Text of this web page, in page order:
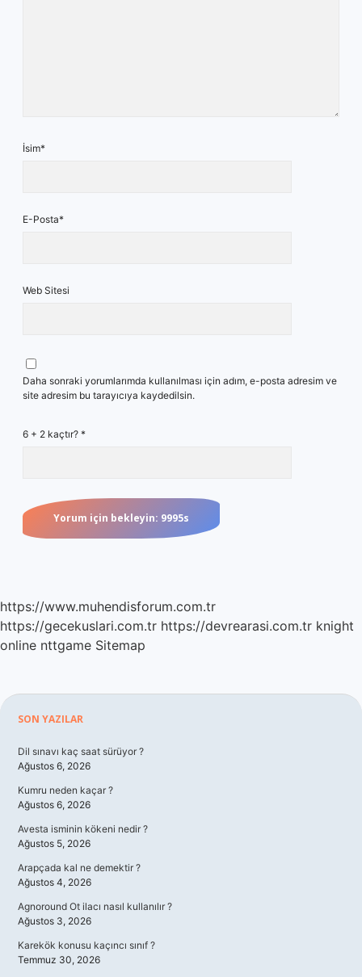
İsim*
E-Posta*
Web Sitesi
Daha sonraki yorumlarımda kullanılması için adım, e-posta adresim ve
site adresim bu tarayıcıya kaydedilsin.
6 + 2 kaçtır? *
https://www.muhendisforum.com.tr
https://gecekuslari.com.tr https://devrearasi.com.tr knight
online nttgame Sitemap
Sidebar
SON YAZILAR
Dil sınavı kaç saat sürüyor ?
Ağustos 6, 2026
Kumru neden kaçar ?
Ağustos 6, 2026
Avesta isminin kökeni nedir ?
Ağustos 5, 2026
Arapçada kal ne demektir ?
Ağustos 4, 2026
Agnoround Ot ilacı nasıl kullanılır ?
Ağustos 3, 2026
Karekök konusu kaçıncı sınıf ?
Temmuz 30, 2026